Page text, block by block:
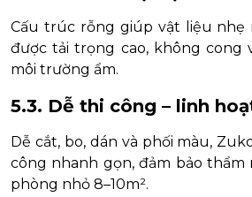
Cấu trúc rỗng giúp vật liệu nhẹ
được tải trọng cao, không cong
môi trường ẩm.
5.3. Dễ thi công – linh
Dễ cắt, bo, dán và phối màu,
công nhanh gọn, đảm bảo thẩm
phòng nhỏ 8–10m².